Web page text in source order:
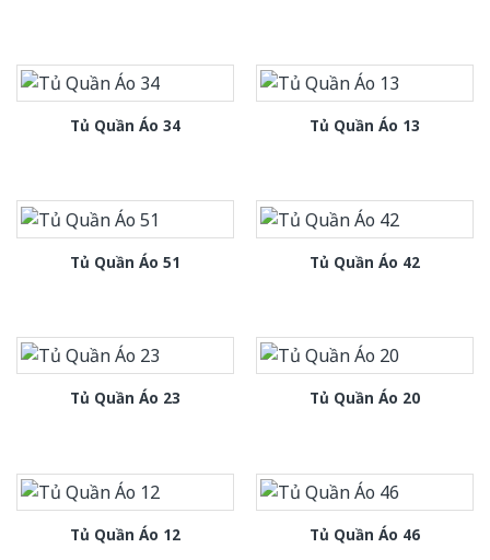
Tủ Quần Áo 34 Tủ Quần Áo 13
Tủ Quần Áo 51 Tủ Quần Áo 42
Tủ Quần Áo 23 Tủ Quần Áo 20
Tủ Quần Áo 12 Tủ Quần Áo 46